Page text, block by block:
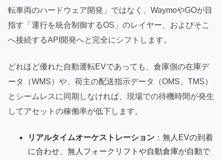
転車両のハードウェア開発」ではなく、WaymoやGOが目
指す「運行を統合制御するOS」のレイヤー、およびそこ
へ接続するAPI開発へと完全にシフトします。
どれほど優れた自動運転EVであっても、倉庫側の在庫デ
ータ（WMS）や、荷主の配送指示データ（OMS、TMS）
とシームレスに同期しなければ、現場での待機時間が発生
してアセットの稼働率が低下します。
リアルタイムオーケストレーション ：無人EVの到着
に合わせ、無人フォークリフトや自動倉庫が自動で